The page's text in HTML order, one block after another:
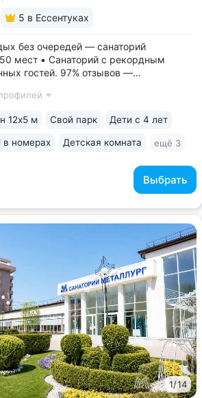
5 в Ессентуках
без очередей — санаторий
мест • Санаторий с рекордным
гостей. 97% отзывов —
Семашко и бюветов минеральной
Выбрать
12х5 м Свой парк Дети с 4 лет
в номерах Детская комната ещё 3
1/14